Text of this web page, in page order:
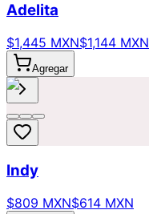
Adelita
$1,445 MXN$1,144 MXN
Agregar
Indy
$809 MXN$614 MXN